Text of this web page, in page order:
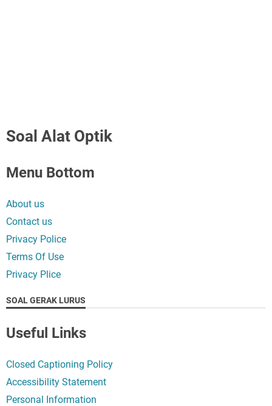
Soal Alat Optik
Menu Bottom
About us
Contact us
Privacy Police
Terms Of Use
Privacy Plice
SOAL GERAK LURUS
Useful Links
Closed Captioning Policy
Accessibility Statement
Personal Information